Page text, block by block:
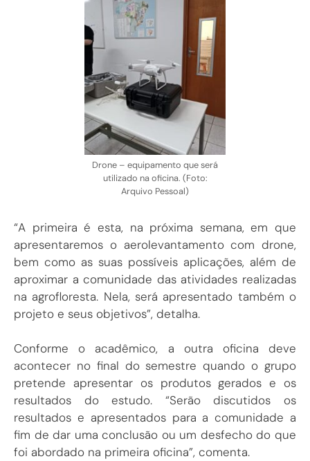
Drone – equipamento que será
utilizado na oficina. (Foto:
Arquivo Pessoal)
“A primeira é esta, na próxima semana, em que
apresentaremos o aerolevantamento com drone,
bem como as suas possíveis aplicações, além de
aproximar a comunidade das atividades realizadas
na agrofloresta. Nela, será apresentado também o
projeto e seus objetivos”, detalha.
Conforme o acadêmico, a outra oficina deve
acontecer no final do semestre quando o grupo
pretende apresentar os produtos gerados e os
resultados do estudo. “Serão discutidos os
resultados e apresentados para a comunidade a
fim de dar uma conclusão ou um desfecho do que
foi abordado na primeira oficina”, comenta.